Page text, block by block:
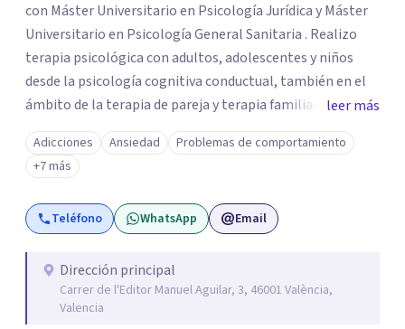
con Máster Universitario en Psicología Jurídica y Máster
Universitario en Psicología General Sanitaria . Realizo
terapia psicológica con adultos, adolescentes y niños
desde la psicología cognitiva conductual, también en el
ámbito de la terapia de pareja y terapia familiar. Como
psicóloga jurídico forense, realizo informes periciales
psicológicos en el ámbito de familia, civil, penal y laboral.
Soy miembro del Listado Oficial de Psicólogos Forenses
del Colegio Oficial de Psicólogos de la Comunidad
Valencia (LOPF). Y realizo mi trabajo en CONECTA Centro
leer más
Adicciones Ansiedad
Problemas de comportamiento
+7 más
Teléfono WhatsApp Email
Dirección principal
Carrer de l'Editor Manuel Aguilar, 3, 46001 València,
Valencia